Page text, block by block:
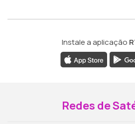
Instale a aplicação
Redes de